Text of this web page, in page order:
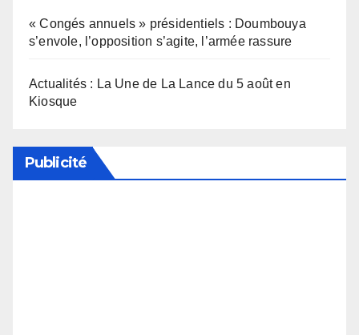
« Congés annuels » présidentiels : Doumbouya
s’envole, l’opposition s’agite, l’armée rassure
Actualités : La Une de La Lance du 5 août en
Kiosque
Publicité